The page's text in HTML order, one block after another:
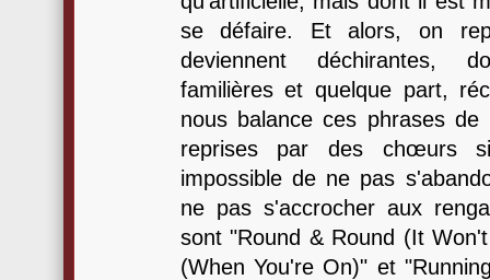
se défaire. Et alors, on
deviennent déchirantes,
familières et quelque part,
nous balance ces phrases
reprises par des chœurs
impossible de ne pas
ne pas s'accrocher aux
sont "Round & Round (It
(When You're On)" et